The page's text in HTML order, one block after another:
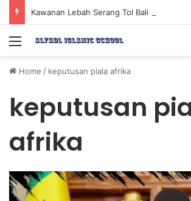
Menu
Home / keputusan piala afrika
keputusan
afrika